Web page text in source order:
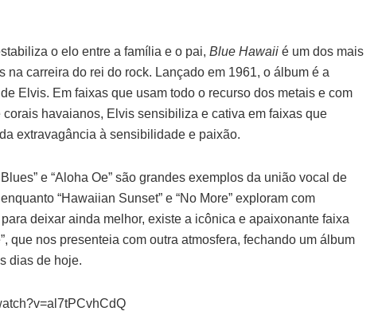
o elo entre a família e o pai, Blue Hawaii é um dos mais
na carreira do rei do rock. Lançado em 1961, o álbum é a
Elvis. Em faixas que usam todo o recurso dos metais e com
havaianos, Elvis sensibiliza e cativa em faixas que
extravagância à sensibilidade e paixão.
e “Aloha Oe” são grandes exemplos da união vocal de
“Hawaiian Sunset” e “No More” exploram com
deixar ainda melhor, existe a icônica e apaixonante faixa
que nos presenteia com outra atmosfera, fechando um álbum
dias de hoje.